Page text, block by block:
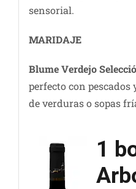
sensorial.
MARIDAJE
Blume Verdejo
perfecto con pescados
de verduras o sopas
1